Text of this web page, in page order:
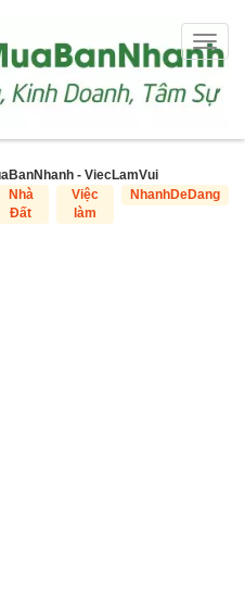
- ViecLamVui
Nhà
Đất
Việc
làm
NhanhDeDang